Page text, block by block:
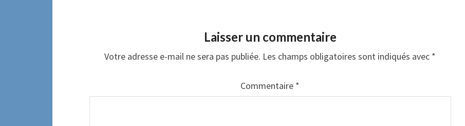
Laisser un commentaire
Votre adresse e-mail ne sera pas publiée. Les champs obligatoires sont indiqués avec *
Commentaire *